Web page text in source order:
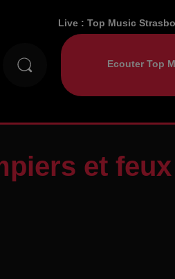
Live :Top Music
et feux